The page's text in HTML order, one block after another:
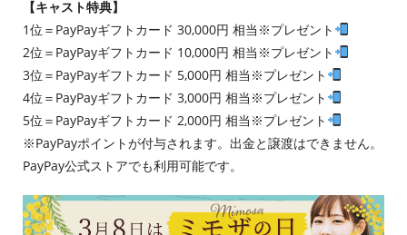
【キャスト特典】
1位＝PayPayギフトカード 30,000円 相当※プレゼント
2位＝PayPayギフトカード 10,000円 相当※プレゼント
3位＝PayPayギフトカード 5,000円 相当※プレゼント
4位＝PayPayギフトカード 3,000円 相当※プレゼント
5位＝PayPayギフトカード 2,000円 相当※プレゼント
※PayPayポイントが付与されます。出金と譲渡はできません。
PayPay公式ストアでも利用可能です。